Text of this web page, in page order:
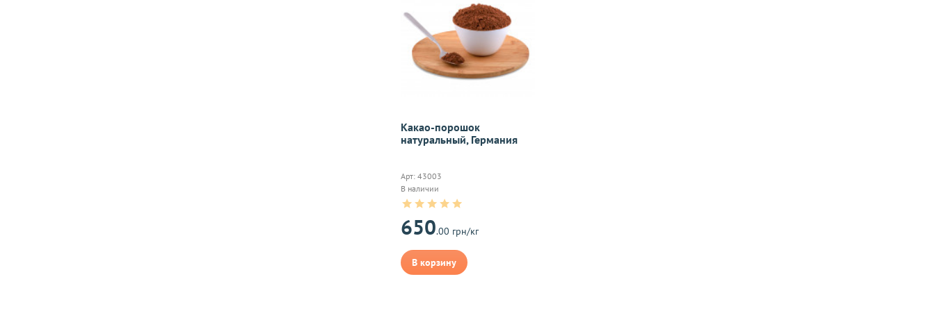
может отказать потребителю в обмене и возврате товаров надлежащего качества, если они относятся к категориям, указанным в действующем
Какао-порошок
натуральный, Германия
Арт: 43003
В наличии
650.00 грн/кг
В корзину